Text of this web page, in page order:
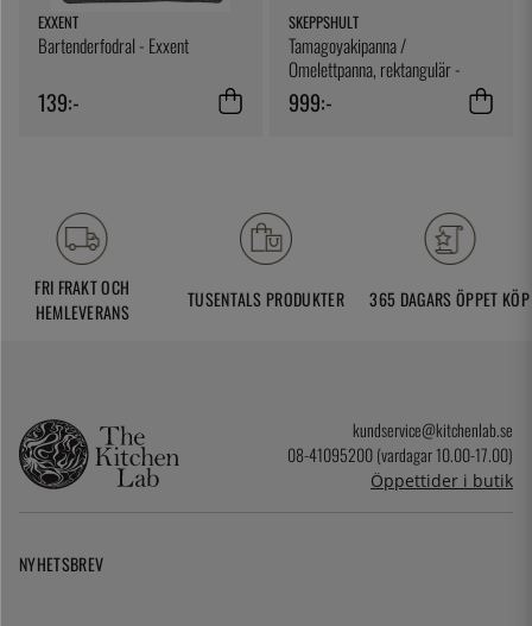
EXXENT
Bartenderfodral - Exxent
139:-
SKEPPSHULT
Tamagoyakipanna /
Omelettpanna, rektangulär -
Skeppshult
999:-
FRI FRAKT OCH
HEMLEVERANS
TUSENTALS PRODUKTER 365 DAGARS ÖPPET KÖP
kundservice@kitchenlab.se
08-41095200 (vardagar 10.00-17.00)
Öppettider i butik
NYHETSBREV